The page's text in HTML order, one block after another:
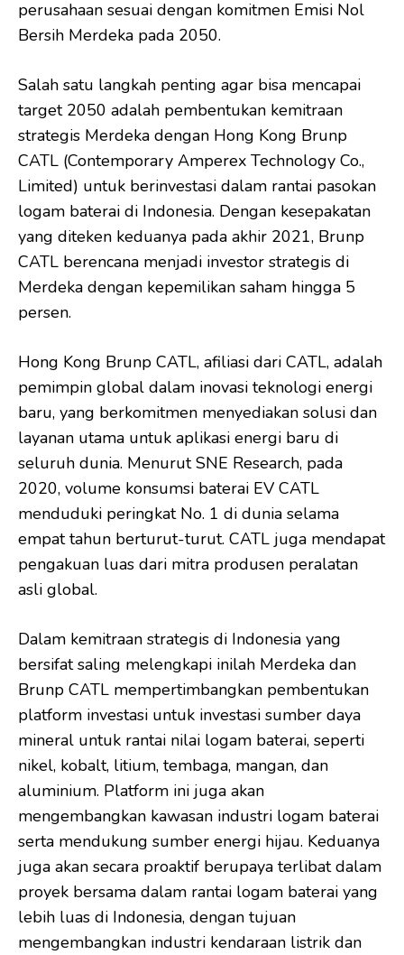
perusahaan sesuai dengan komitmen Emisi Nol
Bersih Merdeka pada 2050.
Salah satu langkah penting agar bisa mencapai
target 2050 adalah pembentukan kemitraan
strategis Merdeka dengan Hong Kong Brunp
CATL (Contemporary Amperex Technology Co.,
Limited) untuk berinvestasi dalam rantai pasokan
logam baterai di Indonesia. Dengan kesepakatan
yang diteken keduanya pada akhir 2021, Brunp
CATL berencana menjadi investor strategis di
Merdeka dengan kepemilikan saham hingga 5
persen.
Hong Kong Brunp CATL, afiliasi dari CATL, adalah
pemimpin global dalam inovasi teknologi energi
baru, yang berkomitmen menyediakan solusi dan
layanan utama untuk aplikasi energi baru di
seluruh dunia. Menurut SNE Research, pada
2020, volume konsumsi baterai EV CATL
menduduki peringkat No. 1 di dunia selama
empat tahun berturut-turut. CATL juga mendapat
pengakuan luas dari mitra produsen peralatan
asli global.
Dalam kemitraan strategis di Indonesia yang
bersifat saling melengkapi inilah Merdeka dan
Brunp CATL mempertimbangkan pembentukan
platform investasi untuk investasi sumber daya
mineral untuk rantai nilai logam baterai, seperti
nikel, kobalt, litium, tembaga, mangan, dan
aluminium. Platform ini juga akan
mengembangkan kawasan industri logam baterai
serta mendukung sumber energi hijau. Keduanya
juga akan secara proaktif berupaya terlibat dalam
proyek bersama dalam rantai logam baterai yang
lebih luas di Indonesia, dengan tujuan
mengembangkan industri kendaraan listrik dan